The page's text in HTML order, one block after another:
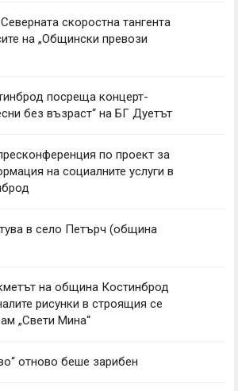
скоростна тангента
на „Общински превози
посреща концерт-
без възраст“ на БГ Дуетът
по проект за
на социалните услуги в
в село Петърч (община
на община Костинброд
рисунки в строящия се
„Свети Мина“
отново беше зарибен